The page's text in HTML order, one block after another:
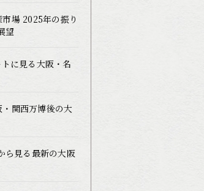
場 2025年の振り
望
に見る大阪・名
関西万博後の大
ら見る最新の大阪